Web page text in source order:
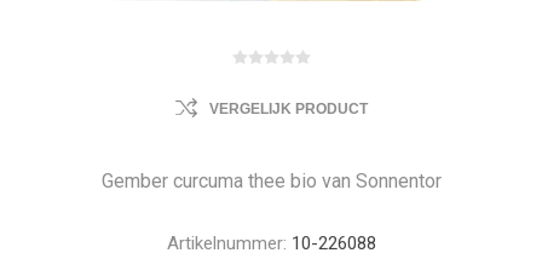
VERGELIJK PRODUCT
Gember curcuma thee bio van Sonnentor
Artikelnummer: 10-226088